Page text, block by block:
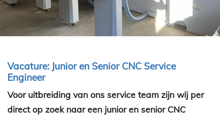
Vacature: Junior en Senior CNC Service
Engineer
Voor uitbreiding van ons service team zijn wij per
direct op zoek naar een junior en senior CNC